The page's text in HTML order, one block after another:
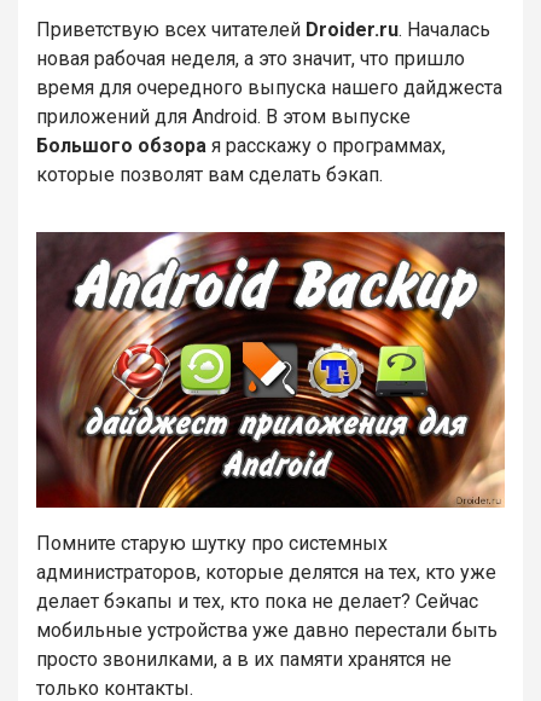
Приветствую всех читателей Droider.ru. Началась
новая рабочая неделя, а это значит, что пришло
время для очередного выпуска нашего дайджеста
приложений для Android. В этом выпуске
Большого обзора я расскажу о программах,
которые позволят вам сделать бэкап.
Помните старую шутку про системных
администраторов, которые делятся на тех, кто уже
делает бэкапы и тех, кто пока не делает? Сейчас
мобильные устройства уже давно перестали быть
просто звонилками, а в их памяти хранятся не
только контакты.